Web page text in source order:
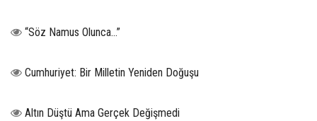
“Söz Namus Olunca…”
Cumhuriyet: Bir Milletin Yeniden Doğuşu
Altın Düştü Ama Gerçek Değişmedi